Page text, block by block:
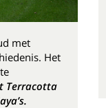
met
Het
Terracotta